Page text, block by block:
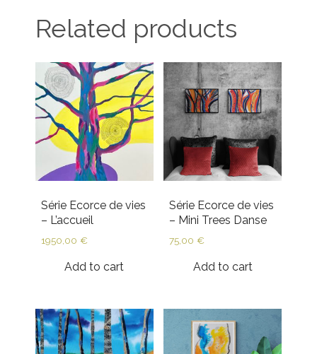
Related products
Série Ecorce de vies
– L’accueil
1950,00 €
Add to cart
Série Ecorce de vies
– Mini Trees Danse
75,00 €
Add to cart